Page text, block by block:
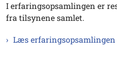
I erfaringsopsamlingen er
fra tilsynene samlet.
Læs erfaringsopsamlingen